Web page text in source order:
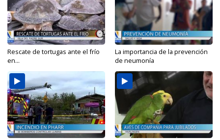
Rescate de tortugas ante el frío
en...
La importancia de la prevención
de neumonía